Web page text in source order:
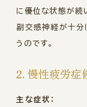
に優位な状態が続
副交感神経が十分
うのです。
2. 慢性疲労症
主な症状：